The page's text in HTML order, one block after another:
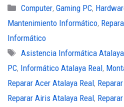
o
k
r
p
p
Categorías
Computer,Gaming PC,
Mantenimiento Informático,
Informático
Etiquetas
Asistencia Informática
PC, Informático Atalaya Real,
Reparar Acer Atalaya Real,
Reparar Airis Atalaya Real,